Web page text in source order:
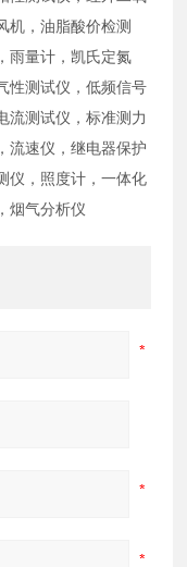
机，油脂酸价检测
雨量计，凯氏定氮
性测试仪，低频信号
流测试仪，标准测力
流速仪，继电器保护
仪，照度计，一体化
烟气分析仪